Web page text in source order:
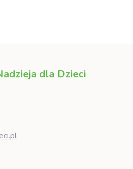
dla Dzieci